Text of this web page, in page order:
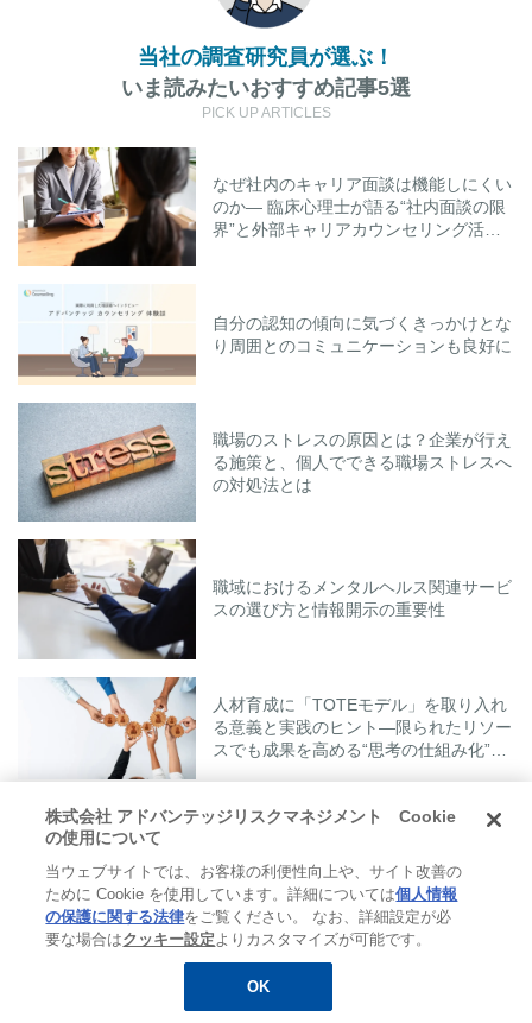
当社の調査研究員が選ぶ！
いま読みたいおすすめ記事5選
PICK UP ARTICLES
なぜ社内のキャリア面談は機能しにくい
のか― 臨床心理士が語る“社内面談の限
界”と外部キャリアカウンセリング活用
自分の認知の傾向に気づくきっかけとな
り周囲とのコミュニケーションも良好に
職場のストレスの原因とは？企業が行え
る施策と、個人でできる職場ストレスへ
の対処法とは
職域におけるメンタルヘルス関連サービ
スの選び方と情報開示の重要性
人材育成に「TOTEモデル」を取り入れ
る意義と実践のヒント―限られたリソー
スでも成果を高める“思考の仕組み化”と
人気タグ
#エンゲージメント #ストレスチェック #ハラスメント
#メンタルヘルス #人材開発 #休職 #健康経営 #復職
株式会社 アドバンテッジリスクマネジメント Cookie
の使用について
当ウェブサイトでは、お客様の利便性向上や、サイト改善の
ために Cookie を使用しています。詳細については個人情報
の保護に関する法律をご覧ください。 なお、詳細設定が必
要な場合はクッキー設定よりカスタマイズが可能です。
OK